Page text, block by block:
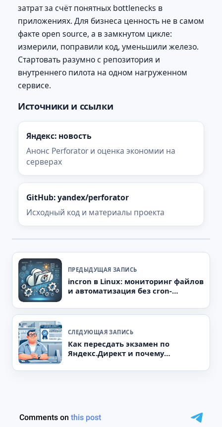
затрат за счёт понятных bottlenecks в
приложениях. Для бизнеса ценность не в самом
факте open source, а в замкнутом цикле:
измерили, поправили код, уменьшили железо.
Стартовать разумно с репозитория и
внутреннего пилота на одном нагруженном
сервисе.
Источники и ссылки
Яндекс: новость
Анонс Perforator и оценка экономии на
серверах
GitHub: yandex/perforator
Исходный код и материалы проекта
ПРЕДЫДУЩАЯ ЗАПИСЬ
incron в Linux: мониторинг файлов
и автоматизация без cron-
СЛЕДУЮЩАЯ ЗАПИСЬ
Как пересдать экзамен по
Яндекс.Директ и почему
специалисту